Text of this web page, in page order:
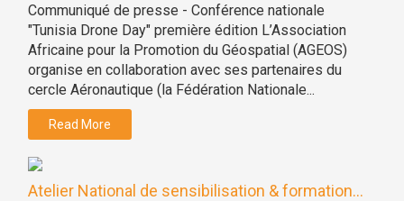
Communiqué de presse - Conférence nationale
"Tunisia Drone Day" première édition L’Association
Africaine pour la Promotion du Géospatial (AGEOS)
organise en collaboration avec ses partenaires du
cercle Aéronautique (la Fédération Nationale...
Read More
Atelier National de sensibilisation & formation...